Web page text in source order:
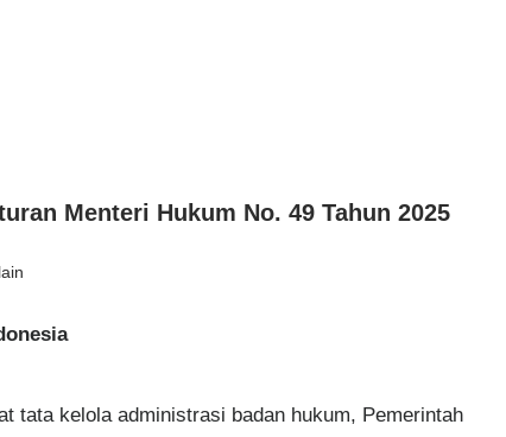
Menteri Hukum No. 49 Tahun 2025
tata kelola administrasi badan hukum, Pemerintah